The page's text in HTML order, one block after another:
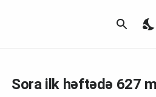
Sora ilk həftədə 627